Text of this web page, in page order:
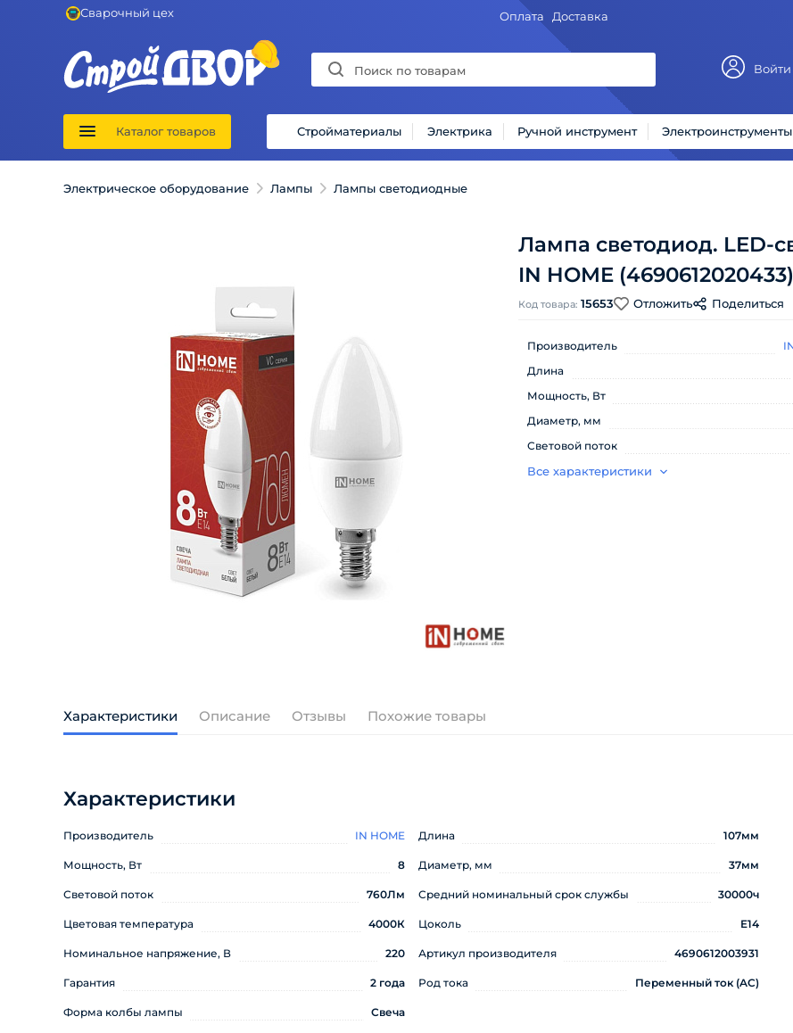
Сварочный цех Оплата Доставка
Войти
Каталог товаров Стройматериалы Электрика Ручной инструмент Электроинструменты
Электрическое оборудование Лампы Лампы светодиодные
Лампа светодиод. LED-
IN HOME (4690612020433)
Код товара: 15653 Отложить Поделиться
Производитель
Длина
Мощность, Вт
Диаметр, мм
Световой поток
Все характеристики
Характеристики Описание Отзывы Похожие товары
Характеристики
Производитель IN HOME Длина 107мм
Мощность, Вт 8 Диаметр, мм 37мм
Световой поток 760Лм Средний номинальный срок службы 30000ч
Цветовая температура 4000К Цоколь E14
Номинальное напряжение, В 220 Артикул производителя 4690612003931
Гарантия 2 года Род тока Переменный ток (AC)
Форма колбы лампы Свеча